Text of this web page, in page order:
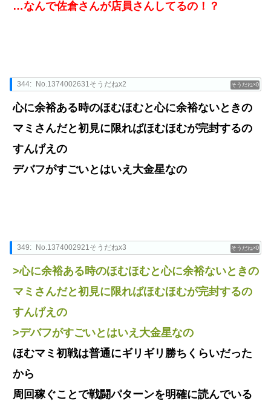
…なんで佐倉さんが店員さんしてるの！？
0
344: No.1374002631そうだねx2
心に余裕ある時のほむほむと心に余裕ないときの
マミさんだと初見に限ればほむほむが完封するの
すんげえの
デバフがすごいとはいえ大金星なの
0
349: No.1374002921そうだねx3
>心に余裕ある時のほむほむと心に余裕ないときの
マミさんだと初見に限ればほむほむが完封するの
すんげえの
>デバフがすごいとはいえ大金星なの
ほむマミ初戦は普通にギリギリ勝ちくらいだった
から
周回稼ぐことで戦闘パターンを明確に読んでいる